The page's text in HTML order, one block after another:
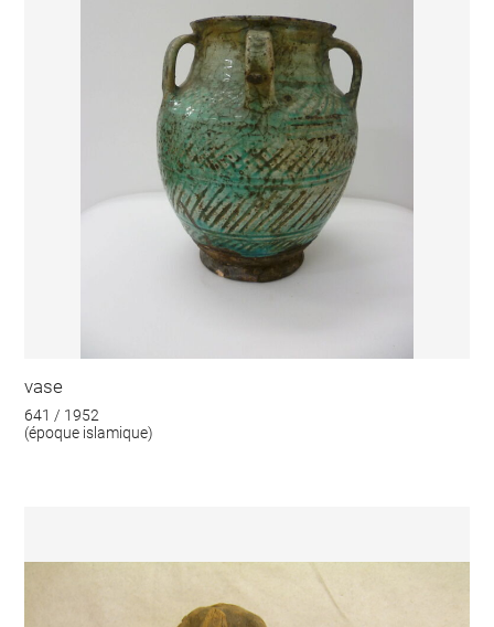
vase
641 / 1952
(époque islamique)